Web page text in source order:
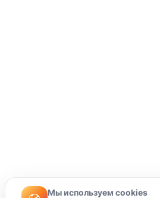
Мы используем cookies